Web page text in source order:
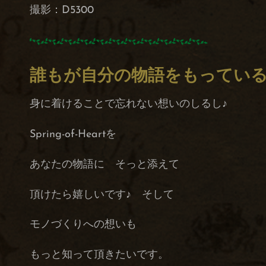
撮影：D5300
誰もが自分の物語をもってい
身に着けることで忘れない想いのしるし♪
Spring-of-Heartを
あなたの物語に そっと添えて
頂けたら嬉しいです♪ そして
モノづくりへの想いも
もっと知って頂きたいです。